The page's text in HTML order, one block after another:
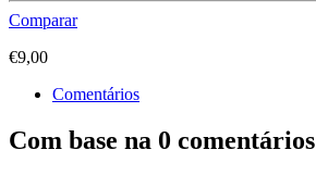
Comparar
€9,00
Comentários
Com base na 0 comentários